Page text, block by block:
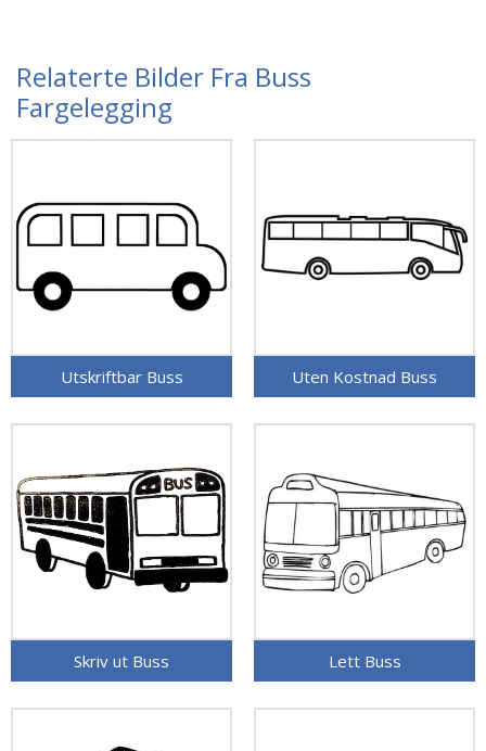
Relaterte Bilder Fra Buss
Fargelegging
Utskriftbar Buss Uten Kostnad Buss
Skriv ut Buss Lett Buss